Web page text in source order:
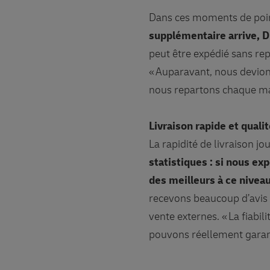
Dans ces moments de
supplémentaire arrive,
peut être expédié sans
« Auparavant, nous
nous repartons chaque
Livraison rapide et
La rapidité de livraison
statistiques : si nous
des meilleurs à ce
recevons beaucoup
vente externes. « La
pouvons réellement